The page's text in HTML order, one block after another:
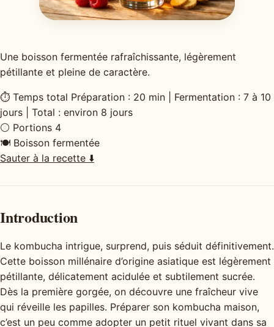
Une boisson fermentée rafraîchissante, légèrement
pétillante et pleine de caractère.
⏱ Temps total Préparation : 20 min | Fermentation : 7 à 10
jours | Total : environ 8 jours
⚪ Portions 4
🍽 Boisson fermentée
Sauter à la recette ⬇️
Introduction
Le kombucha intrigue, surprend, puis séduit définitivement.
Cette boisson millénaire d’origine asiatique est légèrement
pétillante, délicatement acidulée et subtilement sucrée.
Dès la première gorgée, on découvre une fraîcheur vive
qui réveille les papilles. Préparer son kombucha maison,
c’est un peu comme adopter un petit rituel vivant dans sa